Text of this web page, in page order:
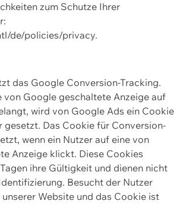
zum Schutze Ihrer
de/policies/privacy.
das Google Conversion-Tracking.
von Google geschaltete Anzeige auf
wird von Google Ads ein Cookie
gesetzt. Das Cookie für Conversion-
wenn ein Nutzer auf eine von
Anzeige klickt. Diese Cookies
ihre Gültigkeit und dienen nicht
Besucht der Nutzer
Website und das Cookie ist